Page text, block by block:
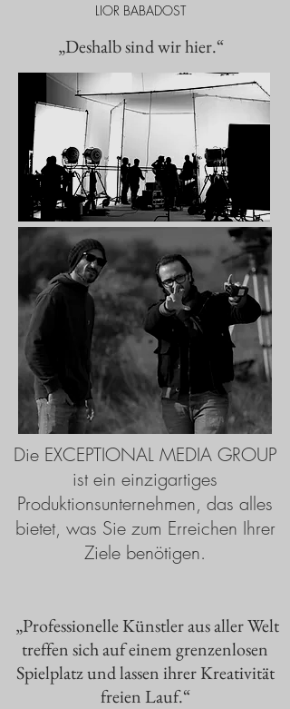
LIOR BABADOST
„Deshalb sind wir hier.“
Die EXCEPTIONAL MEDIA GROUP
ist ein einzigartiges
Produktionsunternehmen, das alles
bietet, was Sie zum Erreichen Ihrer
Ziele benötigen.
​ „Professionelle Künstler aus aller Welt
treffen sich auf einem grenzenlosen
Spielplatz und lassen ihrer Kreativität
freien Lauf.“